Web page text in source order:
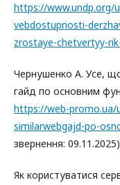
https://www.undp.org/
vebdostupnosti-
zrostaye-chetvertyy-
Чернушенко А. Усе,
гайд по основним
https://web-promo.ua/
similarwebgajd-po-
звернення:
Як користуватися